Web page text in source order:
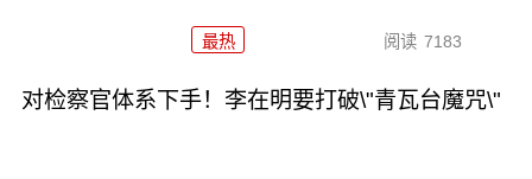
最热 阅读 7183
对检察官体系下手！李在明要打破\"青瓦台魔咒\"